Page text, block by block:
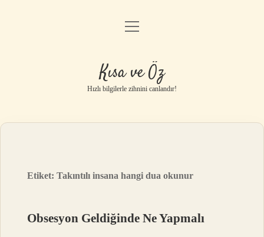
Anasayfa
Gizlilik Politikası
Yasal Uyarı
menüyü
Kısa ve Öz
Hızlı bilgilerle zihnini canlandır!
Etiket:Takıntılı insana hangi dua okunur
Obsesyon Geldiğinde Ne Yapmalı